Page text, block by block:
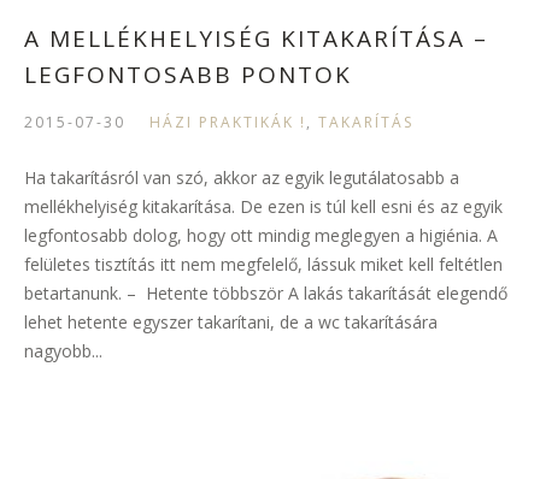
A MELLÉKHELYISÉG KITAKARÍTÁSA –
LEGFONTOSABB PONTOK
2015-07-30 HÁZI PRAKTIKÁK ! , TAKARÍTÁS
Ha takarításról van szó, akkor az egyik legutálatosabb a
mellékhelyiség kitakarítása. De ezen is túl kell esni és az egyik
legfontosabb dolog, hogy ott mindig meglegyen a higiénia. A
felületes tisztítás itt nem megfelelő, lássuk miket kell feltétlen
betartanunk. – Hetente többször A lakás takarítását elegendő
lehet hetente egyszer takarítani, de a wc takarítására
nagyobb...